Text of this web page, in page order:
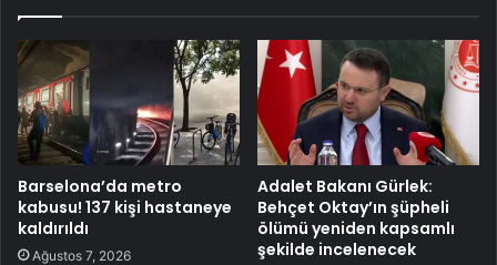
Barselona’da metro
kabusu! 137 kişi hastaneye
kaldırıldı
Ağustos 7, 2026
Adalet Bakanı Gürlek:
Behçet Oktay’ın şüpheli
ölümü yeniden kapsamlı
şekilde incelenecek